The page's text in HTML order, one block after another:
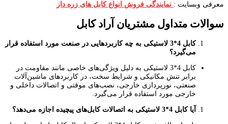
معرفی وبسایت : نمایندگی فروش انواع کابل های زره دار
سوالات متداول مشتریان آراد کابل
کابل 4*3 لاستیکی به چه کاربردهایی در صنعت مورد استفاده قرار
می‌گیرد؟
کابل 4*3 لاستیکی به دلیل ویژگی‌های خاصی مانند مقاومت در
برابر تنش مکانیکی و شرایط سخت، در کاربردهای ماشین‌آلات
صنعتی، نورپردازی خارجی، نصب‌های موقتی و اتصالات داخلی و
خارجی مورد استفاده قرار می‌گیرد.
آیا کابل 4*3 لاستیکی به اتصالات کابل‌های پیچیده اجازه می‌دهد؟